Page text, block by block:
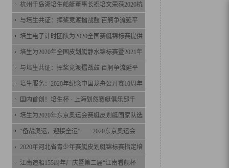
杭州千岛湖培生船艇董事长祝培文荣获2020杭
与培生共证：挥桨竞渡擂战鼓 百舸争流延平
培生电子计时团队为2020全国赛艇锦标赛提供
培生为2020年全国皮划艇静水锦标赛暨2021年
与培生共证：挥桨竞渡擂战鼓 百舸争流延平
培生服务：2020年纪念中国龙舟公开赛10周年
国内首创！培生杯 · 上海划然赛艇俱乐部千
培生为2020年东京奥运会赛艇皮划艇国家队选
“备战奥运，迎接全运”——2020东京奥运会
2020年河北省青少年赛艇皮划艇锦标赛指定培
江南造船155周年厂庆暨第二届“江南看舰杯